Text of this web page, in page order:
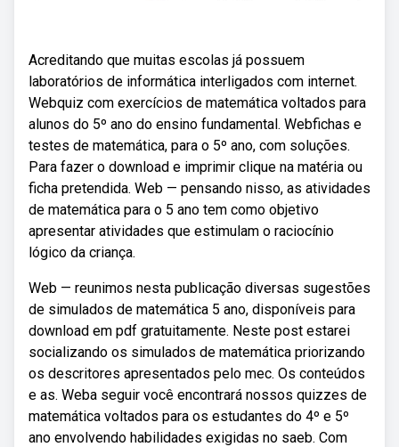
Acreditando que muitas escolas já possuem
laboratórios de informática interligados com internet.
Webquiz com exercícios de matemática voltados para
alunos do 5º ano do ensino fundamental. Webfichas e
testes de matemática, para o 5º ano, com soluções.
Para fazer o download e imprimir clique na matéria ou
ficha pretendida. Web — pensando nisso, as atividades
de matemática para o 5 ano tem como objetivo
apresentar atividades que estimulam o raciocínio
lógico da criança.
Web — reunimos nesta publicação diversas sugestões
de simulados de matemática 5 ano, disponíveis para
download em pdf gratuitamente. Neste post estarei
socializando os simulados de matemática priorizando
os descritores apresentados pelo mec. Os conteúdos
e as. Weba seguir você encontrará nossos quizzes de
matemática voltados para os estudantes do 4º e 5º
ano envolvendo habilidades exigidas no saeb. Com